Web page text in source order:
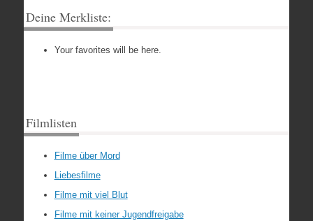
Deine Merkliste:
Your favorites will be here.
Filmlisten
Filme über Mord
Liebesfilme
Filme mit viel Blut
Filme mit keiner Jugendfreigabe